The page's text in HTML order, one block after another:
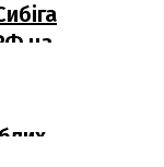
на